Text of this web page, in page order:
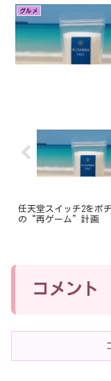
グルメ
任天堂スイッチ2をポ
の“再ゲーム”計画
コメント